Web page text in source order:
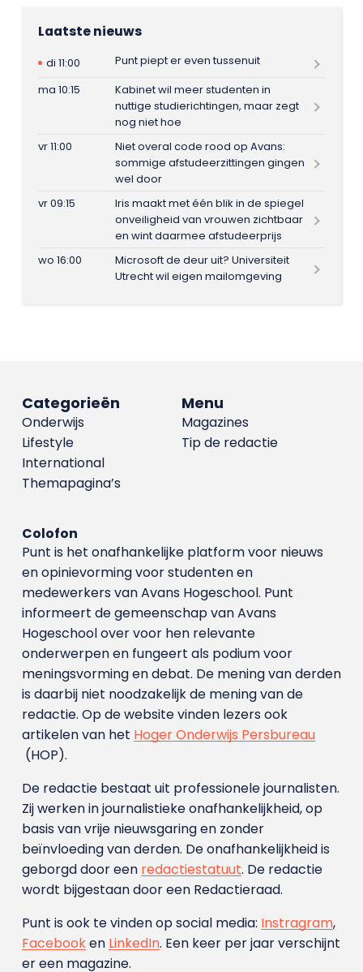
Laatste nieuws
di 11:00
Punt piept er even tussenuit
ma 10:15
Kabinet wil meer studenten in
nuttige studierichtingen, maar zegt
nog niet hoe
vr 11:00
Niet overal code rood op Avans:
sommige afstudeerzittingen gingen
wel door
vr 09:15
Iris maakt met één blik in de spiegel
onveiligheid van vrouwen zichtbaar
en wint daarmee afstudeerprijs
wo 16:00
Microsoft de deur uit? Universiteit
Utrecht wil eigen mailomgeving
Menu
Magazines
Tip de redactie
Categorieën
Onderwijs
Lifestyle
International
Themapagina’s
Colofon
Punt is het onafhankelijke platform voor nieuws
en opinievorming voor studenten en
medewerkers van Avans Hoge­school. Punt
informeert de gemeenschap van Avans
Hogeschool over voor hen relevante
onderwerpen en fungeert als podium voor
meningsvorming en debat. De mening van derden
is daarbij niet noodzakelijk de mening van de
redactie. Op de website vinden lezers ook
artikelen van het Hoger Onderwijs Persbureau
(HOP).
De redactie bestaat uit professionele journalisten.
Zij werken in journalistieke onafhankelijkheid, op
basis van vrije nieuwsgaring en zonder
beïnvloeding van derden. De onafhankelijkheid is
geborgd door een redactiestatuut. De redactie
wordt bijgestaan door een Redactieraad.
Punt is ook te vinden op social media: Instragram,
Facebooken LinkedIn. Een keer per jaar verschijnt
er een magazine.